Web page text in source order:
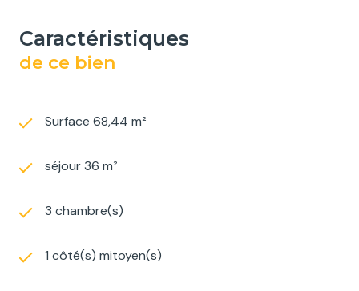
caractéristiques
de ce bien
Surface 68,44 m²
séjour 36 m²
3 chambre(s)
1 côté(s) mitoyen(s)